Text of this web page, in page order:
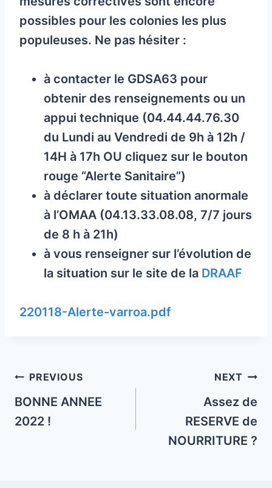
possibles pour les colonies les plus
populeuses. Ne pas hésiter :
à contacter le GDSA63 pour
obtenir des renseignements ou un
appui technique (04.44.44.76.30
du Lundi au Vendredi de 9h à 12h /
14H à 17h OU cliquez sur le bouton
rouge “Alerte Sanitaire”)
à déclarer toute situation anormale
à l’OMAA (04.13.33.08.08, 7/7 jours
de 8 h à 21h)
à vous renseigner sur l’évolution de
la situation sur le site de la DRAAF
220118-Alerte-varroa.pdf
Post
navigation
PREVIOUS
BONNE ANNEE
2022 !
NEXT
Assez de
RESERVE de
NOURRITURE ?